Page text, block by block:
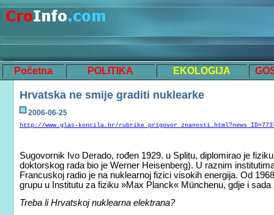
Početna POLITIKA EKOLOGIJA
Hrvatska ne smije graditi nuklearke
2006-06-25
http://www.glas-koncila.hr/
Sugovornik Ivo Derado, rođen 1929. u Splitu, diplomirao je
doktorskog rada bio je Werner Heisenberg). U raznim
Francuskoj radio je na nuklearnoj fizici visokih energija. Od
grupu u Institutu za fiziku »Max Planck« Münchenu, gdje i sada
Treba li Hrvatskoj nuklearna elektrana?